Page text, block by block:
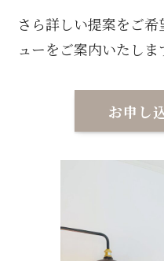
さら詳しい提案をご
ューをご案内いたしま
お申し